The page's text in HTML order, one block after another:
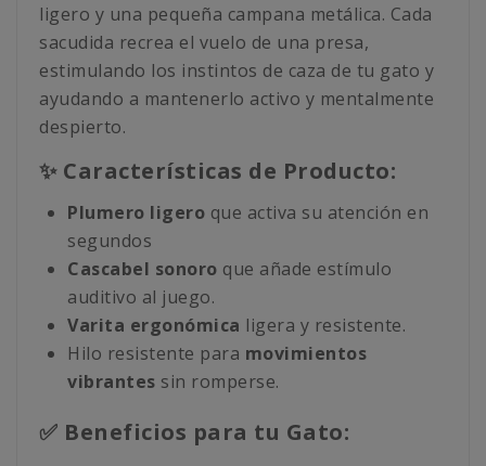
ligero y una pequeña campana metálica. Cada
sacudida recrea el vuelo de una presa,
estimulando los instintos de caza de tu gato y
ayudando a mantenerlo activo y mentalmente
despierto.
✨ Características de Producto:
Plumero ligero que activa su atención en
segundos
Cascabel sonoro que añade estímulo
auditivo al juego.
Varita ergonómica ligera y resistente.
Hilo resistente para movimientos
vibrantes sin romperse.
✅ Beneficios para tu Gato: